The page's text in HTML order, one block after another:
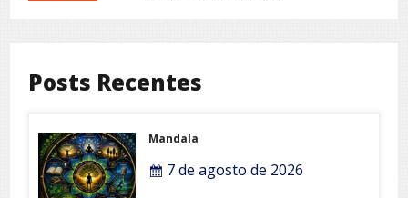
Posts Recentes
Mandala
7 de agosto de 2026